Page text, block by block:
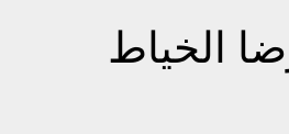
الخياط